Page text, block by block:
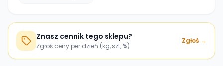
Znasz cennik tego sklepu?
Zgłoś ceny per dzień (kg, szt, %)
Zgłoś →